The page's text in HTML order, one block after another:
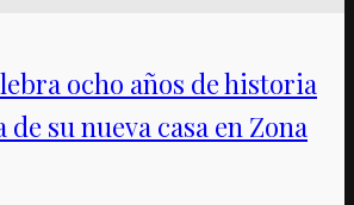
ocho años de historia
su nueva casa en Zona